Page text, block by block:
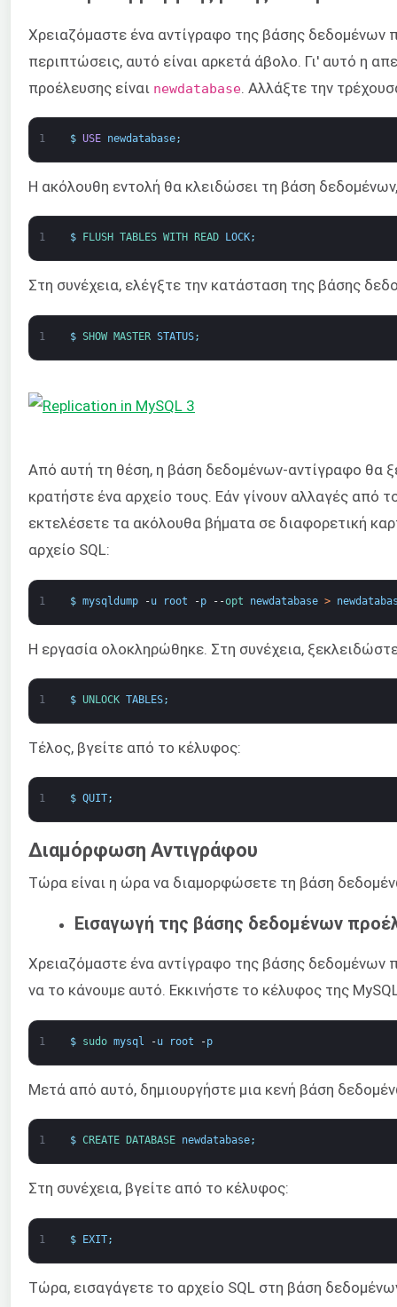
Χρειαζόμαστε ένα αντίγραφο της βάσης δεδομένων
περιπτώσεις, αυτό είναι αρκετά άβολο. Γι' αυτό η
προέλευσης είναι newdatabase . Αλλάξτε την
1 $ USE newdatabase;
Η ακόλουθη εντολή θα κλειδώσει τη βάση
1 $ FLUSH TABLES WITH READ LOCK;
Στη συνέχεια, ελέγξτε την κατάσταση της βάσης
1 $ SHOW MASTER STATUS;
Από αυτή τη θέση, η βάση δεδομένων-αντίγραφο θα
κρατήστε ένα αρχείο τους. Εάν γίνουν αλλαγές από
εκτελέσετε τα ακόλουθα βήματα σε διαφορετική
αρχείο SQL:
1 $ mysqldump -u root -p --opt newdatabase >
Η εργασία ολοκληρώθηκε. Στη συνέχεια,
1 $ UNLOCK TABLES;
Τέλος, βγείτε από το κέλυφος:
1 $ QUIT;
Διαμόρφωση Αντιγράφου
Τώρα είναι η ώρα να διαμορφώσετε τη βάση
Εισαγωγή της βάσης δεδομένων
Χρειαζόμαστε ένα αντίγραφο της βάσης δεδομένων
να το κάνουμε αυτό. Εκκινήστε το κέλυφος της
1 $ sudo mysql -u root -p
Μετά από αυτό, δημιουργήστε μια κενή βάση
1 $ CREATE DATABASE newdatabase;
Στη συνέχεια, βγείτε από το κέλυφος:
1 $ EXIT;
Τώρα, εισαγάγετε το αρχείο SQL στη βάση